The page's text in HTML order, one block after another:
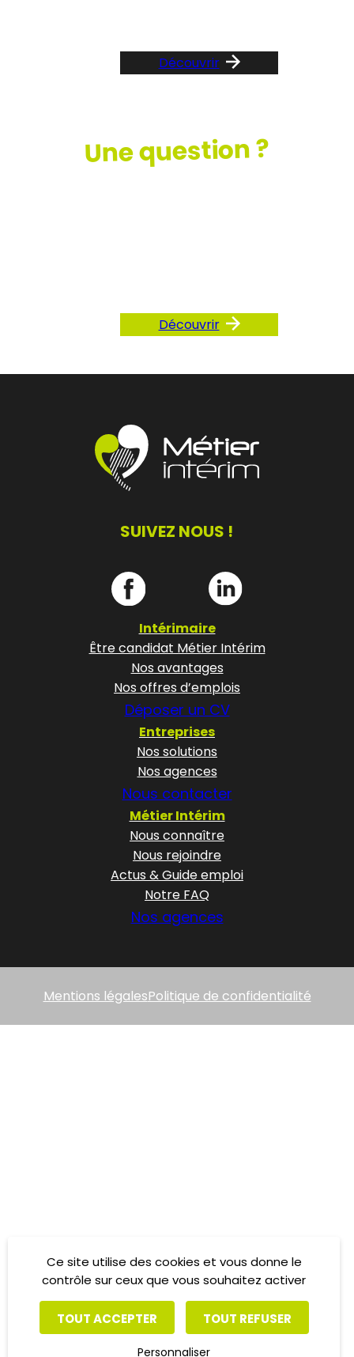
Découvrir
Une question ?
Découvrir
SUIVEZ NOUS !
Intérimaire
Être candidat Métier Intérim
Nos avantages
Nos offres d’emplois
Déposer un CV
Entreprises
Nos solutions
Nos agences
Nous contacter
Métier Intérim
Nous connaître
Nous rejoindre
Actus & Guide emploi
Notre FAQ
Nos agences
Mentions légalesPolitique de confidentialité
Ce site utilise des cookies et vous donne le
contrôle sur ceux que vous souhaitez activer
TOUT ACCEPTER TOUT REFUSER
Personnaliser